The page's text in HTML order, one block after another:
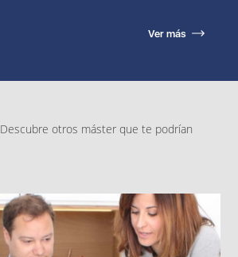
Ver más
Descubre otros máster que te podrían